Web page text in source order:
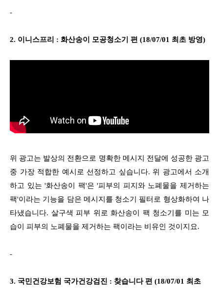
-
2. 이니스프리 : 화산송이 모공청소기 편 (18/07/01 최초 방영)
위 광고는 발상의 전환으로 명확한 메시지 전달에 성공한 광고
중 가장 적합한 예시로 선정하고 싶습니다. 위 광고에서 소개
하고 있는 '화산송이 팩'은 '피부의 피지와 노폐물을 제거하는
팩'이라는 기능을 담은 메시지를 청소기 필터로 형상화하여 나
타냈습니다. 살구색 피부 위로 화산송이 팩 청소기를 미는 모
습이 피부의 노폐물을 제거하는 팩이라는 비유인 것이지요.
-
3. 국민건강보험 국가건강검진 : 찾습니다 편 (18/07/01 최초